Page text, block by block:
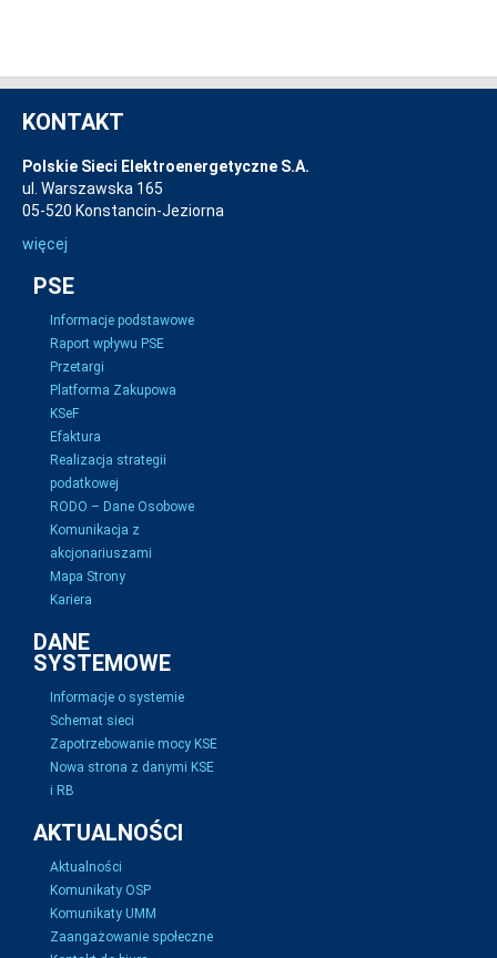
KONTAKT
Polskie Sieci Elektroenergetyczne S.A.
ul. Warszawska 165
05-520 Konstancin-Jeziorna
więcej
PSE
Informacje podstawowe
Raport wpływu PSE
Przetargi
Platforma Zakupowa
KSeF
Efaktura
Realizacja strategii
podatkowej
RODO – Dane Osobowe
Komunikacja z
akcjonariuszami
Mapa Strony
Kariera
DANE
SYSTEMOWE
Informacje o systemie
Schemat sieci
Zapotrzebowanie mocy KSE
Nowa strona z danymi KSE
i RB
AKTUALNOŚCI
Aktualności
Komunikaty OSP
Komunikaty UMM
Zaangażowanie społeczne